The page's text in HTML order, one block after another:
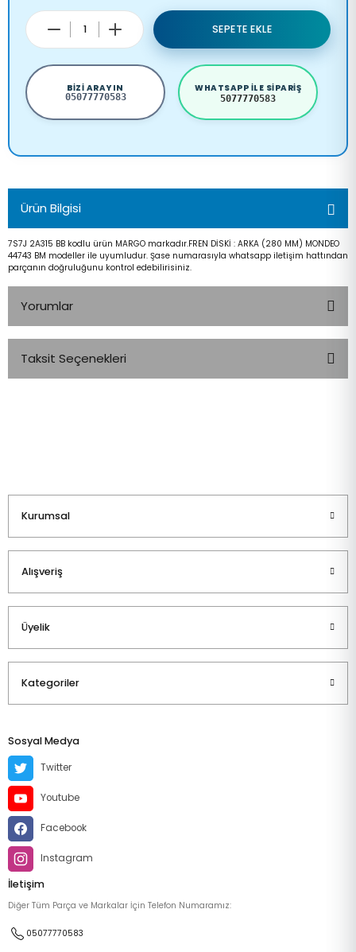
SEPETE EKLE
BIZI ARAYIN
05077770583
WHATSAPP ILE SIPARIŞ
5077770583
Ürün Bilgisi
7S7J 2A315 BB kodlu ürün MARGO markadır.FREN DİSKİ : ARKA (280 MM) MONDEO
44743 BM modeller ile uyumludur. Şase numarasıyla whatsapp iletişim hattından
parçanın doğruluğunu kontrol edebilirisiniz.
Yorumlar
Taksit Seçenekleri
Kurumsal
Alışveriş
Üyelik
Kategoriler
Sosyal Medya
Twitter
Youtube
Facebook
Instagram
İletişim
Diğer Tüm Parça ve Markalar İçin Telefon Numaramız:
05077770583